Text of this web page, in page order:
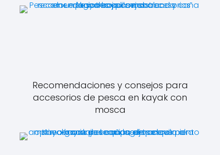
Recomendaciones y consejos para
accesorios de pesca en kayak con
mosca